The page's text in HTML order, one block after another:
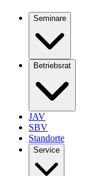
Seminare
Betriebsrat
JAV
SBV
Standorte
Service